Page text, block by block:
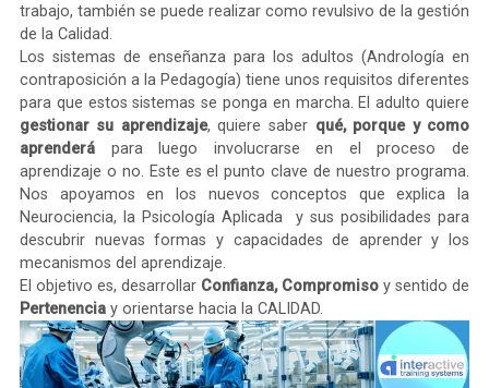
trabajo, también se puede realizar como revulsivo de la gestión
de la Calidad.
Los sistemas de enseñanza para los adultos (Andrología en
contraposición a la Pedagogía) tiene unos requisitos diferentes
para que estos sistemas se ponga en marcha. El adulto quiere
gestionar su aprendizaje, quiere saber qué, porque y como
aprenderápara luego involucrarse en el proceso de
aprendizaje o no. Este es el punto clave de nuestro programa.
Nos apoyamos en los nuevos conceptos que explica la
Neurociencia, la Psicología Aplicada y sus posibilidades para
descubrir nuevas formas y capacidades de aprender y los
mecanismos del aprendizaje.
El objetivo es, desarrollar Confianza, Compromiso y sentido de
Pertenenciay orientarse hacia la CALIDAD.